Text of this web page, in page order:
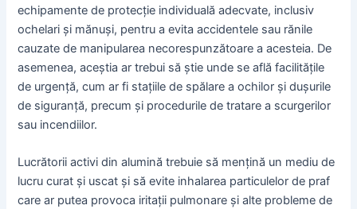
echipamente de protecție individuală adecvate, inclusiv
ochelari și mănuși, pentru a evita accidentele sau rănile
cauzate de manipularea necorespunzătoare a acesteia. De
asemenea, aceștia ar trebui să știe unde se află facilitățile
de urgență, cum ar fi stațiile de spălare a ochilor și dușurile
de siguranță, precum și procedurile de tratare a scurgerilor
sau incendiilor.
Lucrătorii activi din alumină trebuie să mențină un mediu de
lucru curat și uscat și să evite inhalarea particulelor de praf
care ar putea provoca iritații pulmonare și alte probleme de